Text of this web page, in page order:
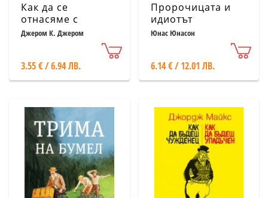
Как да се
отнасяме с
новобранците
Джером К. Джером
3.55 € / 6.94 ЛВ.
Пророчицата и
идиотът
Юнас Юнасон
6.14 € / 12.01 ЛВ.